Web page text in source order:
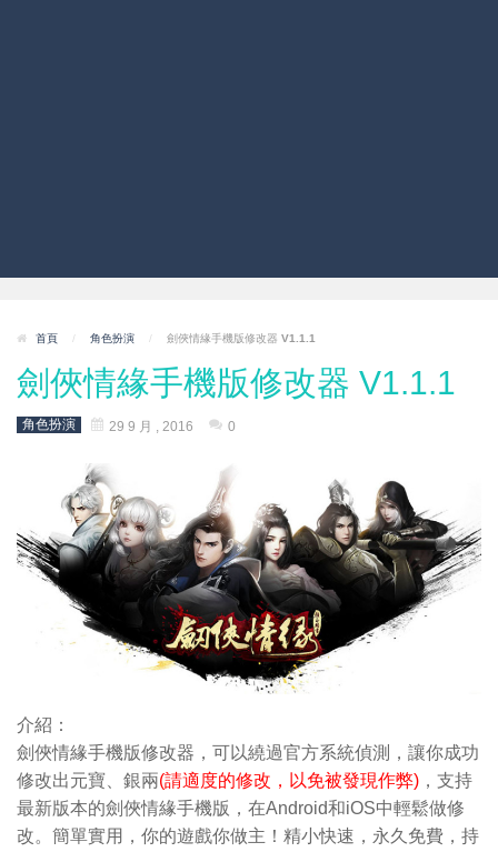
首頁 / 角色扮演 / 劍俠情緣手機版修改器 V1.1.1
劍俠情緣手機版修改器 V1.1.1
角色扮演 29 9 月 , 2016 0
介紹：
劍俠情緣手機版修改器，可以繞過官方系統偵測，讓你成功
修改出元寶 、銀兩(請適度的修改，以免被發現作弊) ，支持
最新版本的劍俠情緣手機版，在Android和iOS中輕鬆做修
改。簡單實用，你的遊戲你做主！精小快速，永久免費，持